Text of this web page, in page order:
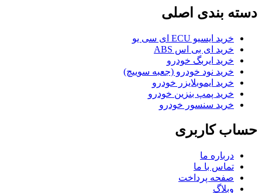
دسته بندی اصلی
خرید ایسیو ECU ای سی یو
خرید ای بی اس ABS
خرید ایربگ خودرو
خرید نود خودرو (جعبه سوییچ)
خرید ایموبلایزر خودرو
خرید پمپ بنزین خودرو
خرید سنسور خودرو
حساب کاربری
درباره ما
تماس با ما
صفحه پرداخت
وبلاگ